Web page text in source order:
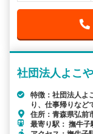
社団法人よこ
特徴：社団法人よ
り、仕事帰りなど
住所：青森県弘
最寄り駅： 撫牛